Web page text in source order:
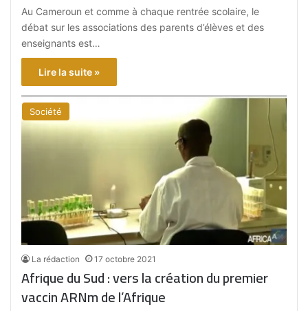
Au Cameroun et comme à chaque rentrée scolaire, le
débat sur les associations des parents d’élèves et des
enseignants est…
Lire la suite »
Société
La rédaction 17 octobre 2021
Afrique du Sud : vers la création du premier
vaccin ARNm de l’Afrique